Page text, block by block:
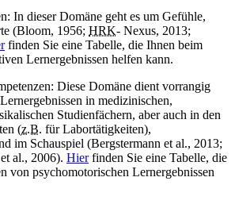
In dieser Domäne geht es um Gefühle,
(Bloom, 1956; HRK- Nexus, 2013;
finden Sie eine Tabelle, die Ihnen beim
Lernergebnissen helfen kann.
Diese Domäne dient vorrangig
in medizinischen,
Studienfächern, aber auch in den
(z.B. für Labortätigkeiten),
im Schauspiel (Bergstermann et al., 2013;
al., 2006). Hierfinden Sie eine Tabelle, die
von psychomotorischen Lernergebnissen